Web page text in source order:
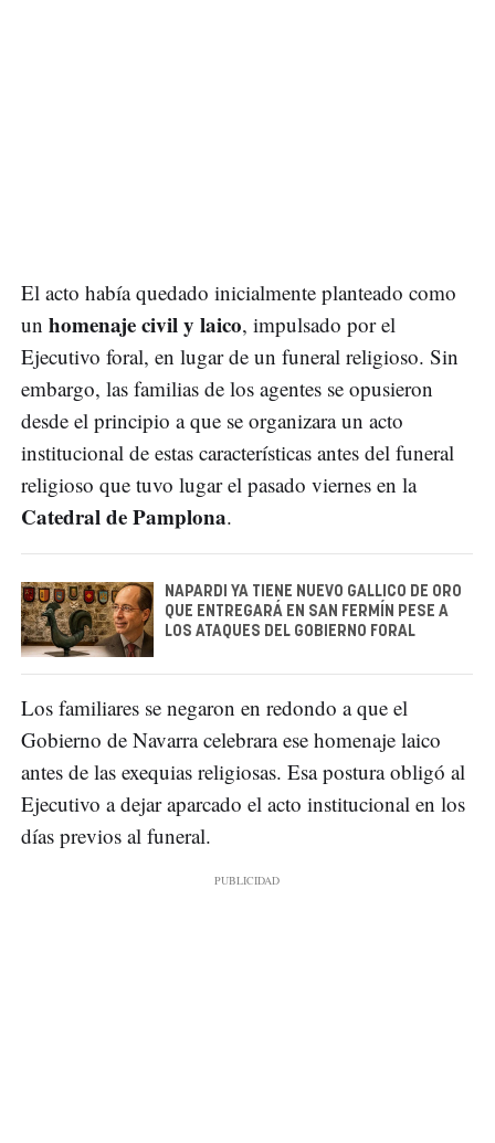
El acto había quedado inicialmente planteado como
un homenaje civil y laico, impulsado por el
Ejecutivo foral, en lugar de un funeral religioso. Sin
embargo, las familias de los agentes se opusieron
desde el principio a que se organizara un acto
institucional de estas características antes del funeral
religioso que tuvo lugar el pasado viernes en la
Catedral de Pamplona.
NAPARDI YA TIENE NUEVO GALLICO DE ORO
QUE ENTREGARÁ EN SAN FERMÍN PESE A
LOS ATAQUES DEL GOBIERNO FORAL
Los familiares se negaron en redondo a que el
Gobierno de Navarra celebrara ese homenaje laico
antes de las exequias religiosas. Esa postura obligó al
Ejecutivo a dejar aparcado el acto institucional en los
días previos al funeral.